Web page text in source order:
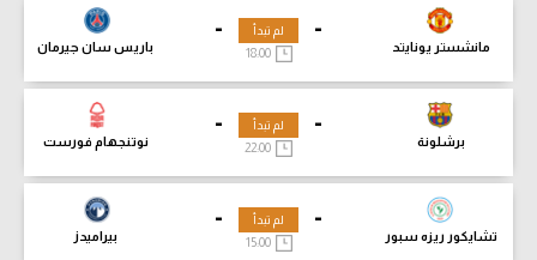
-
مانشستر يونايتد
-
باريس سان جيرمان
لم تبدأ
18:00
-
برشلونة
-
نوتنجهام فورست
لم تبدأ
-
تشايكور ريزه سبور
-
بيراميدز
لم تبدأ
15:00